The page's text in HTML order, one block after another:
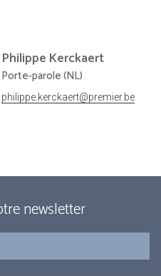
Philippe Kerckaert
Porte-parole (NL)
philippe.kerckaert@premier.be
newsletter